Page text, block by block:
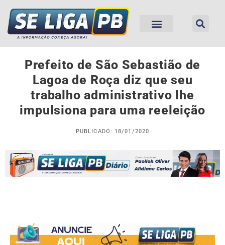
Prefeito de São Sebastião de
Lagoa de Roça diz que seu
trabalho administrativo lhe
impulsiona para uma reeleição
PUBLICADO: 18/01/2020